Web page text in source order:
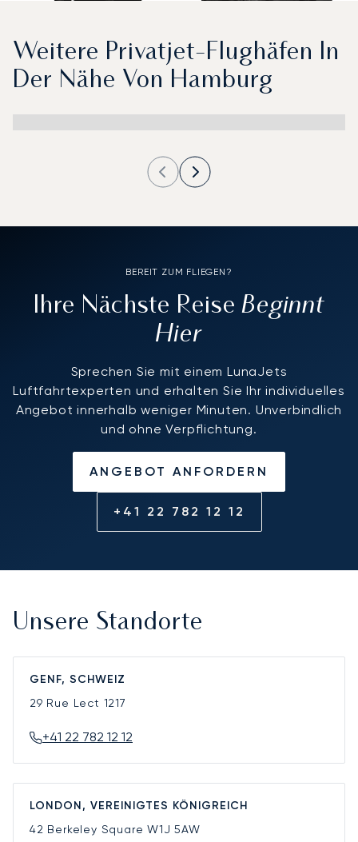
Weitere Privatjet-Flughäfen In
Der Nähe Von Hamburg
BEREIT ZUM FLIEGEN?
Ihre Nächste ReiseBeginnt
Hier
Sprechen Sie mit einem LunaJets
Luftfahrtexperten und erhalten Sie Ihr individuelles
Angebot innerhalb weniger Minuten. Unverbindlich
und ohne Verpflichtung.
ANGEBOT ANFORDERN
+41 22 782 12 12
Unsere Standorte
GENF, SCHWEIZ
29 Rue Lect 1217
+41 22 782 12 12
LONDON, VEREINIGTES KÖNIGREICH
42 Berkeley SquareW1J 5AW